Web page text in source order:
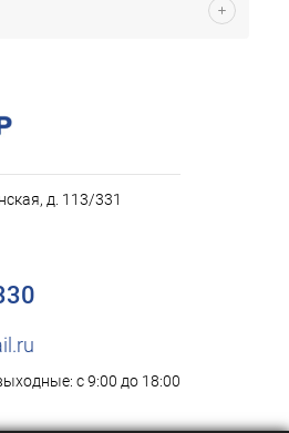
д. 113/331
с 9:00 до 18:00